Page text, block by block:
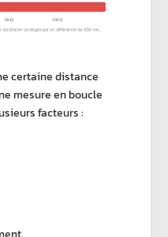
certaine distance
mesure en boucle
facteurs :